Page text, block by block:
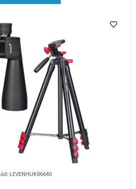
LEVENHUK86640